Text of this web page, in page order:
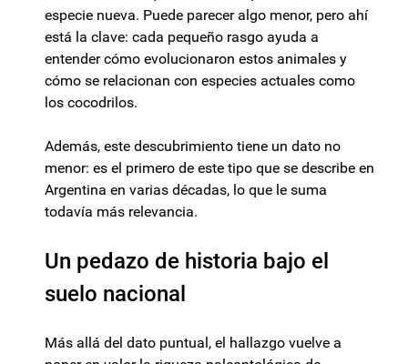
especie nueva. Puede parecer algo menor, pero ahí
está la clave: cada pequeño rasgo ayuda a
entender cómo evolucionaron estos animales y
cómo se relacionan con especies actuales como
los cocodrilos.
Además, este descubrimiento tiene un dato no
menor: es el primero de este tipo que se describe en
Argentina en varias décadas, lo que le suma
todavía más relevancia.
Un pedazo de historia bajo el
suelo nacional
Más allá del dato puntual, el hallazgo vuelve a